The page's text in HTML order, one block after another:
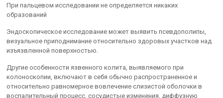
При пальцевом исследовании не определяется никаких
образований
Эндоскопическое исследование может выявить псевдополипы,
визуальное приподнимание относительно здоровых участков над
изъязвленной поверхностью.
Другие особенности язвенного колита, выявляемого при
колоноскопии, включают в себя обычно распространенное и
относительно равномерное вовлечение слизистой оболочки в
воспалительный процесс, сосудистые изменения, диффузную